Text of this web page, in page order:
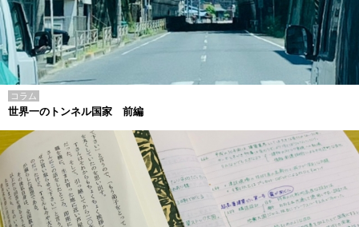
コラム
世界一のトンネル国家 前編